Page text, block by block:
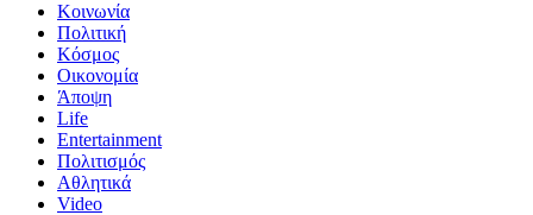
Κοινωνία
Πολιτική
Κόσμος
Οικονομία
Άποψη
Life
Entertainment
Πολιτισμός
Αθλητικά
Video